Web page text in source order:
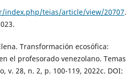
index.php/teias/article/view/20707.
Transformación ecosófica:
el profesorado venezolano. Temas
v. 28, n. 2, p. 100-119, 2022c. DOI: